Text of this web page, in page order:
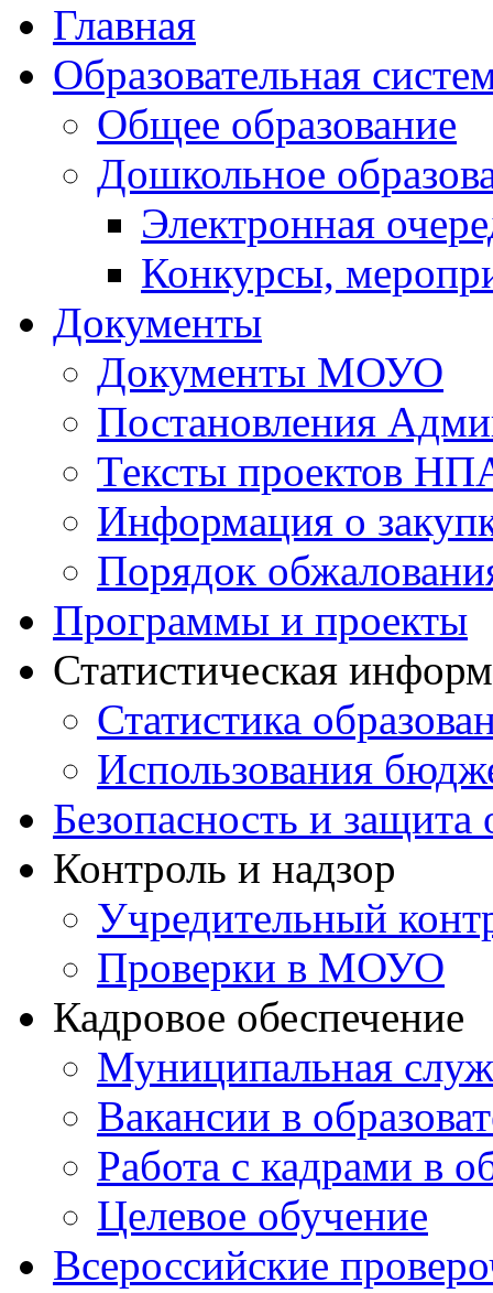
Главная
Образовательная
Общее образование
Дошкольное
Электронная
Конкурсы,
Документы
Документы МОУО
Постановления
Тексты проектов
Информация о
Порядок
Программы и проекты
Статистическая
Статистика
Использования
Безопасность и
Контроль и надзор
Учредительный
Проверки в МОУО
Кадровое обеспечение
Муниципальная
Вакансии в
Работа с кадрами в
Целевое обучение
Всероссийские